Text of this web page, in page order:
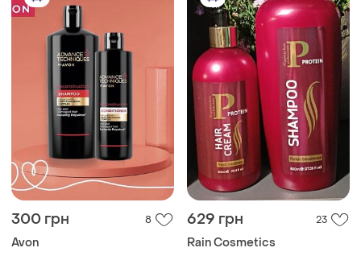
300 грн 8
Avon
629 грн 23
Rain Cosmetics